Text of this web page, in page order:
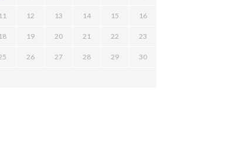
11 12 13 14 15 16
18 19 20 21 22 23
26 27 28 29 30